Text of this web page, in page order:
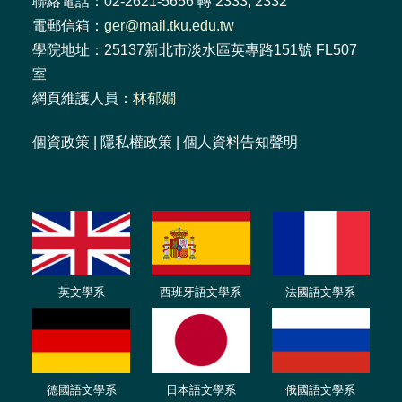
電郵信箱： ger@mail.tku.edu.tw
學院地址：25137新北市淡水區英專路151號 FL507
室
網頁維護人員： 林郁嫺
個資政策 隱私權政策 個人資料告知聲明
英文學系 西班牙語文學系 法國語文學系
德國語文學系 日本語文學系 俄國語文學系